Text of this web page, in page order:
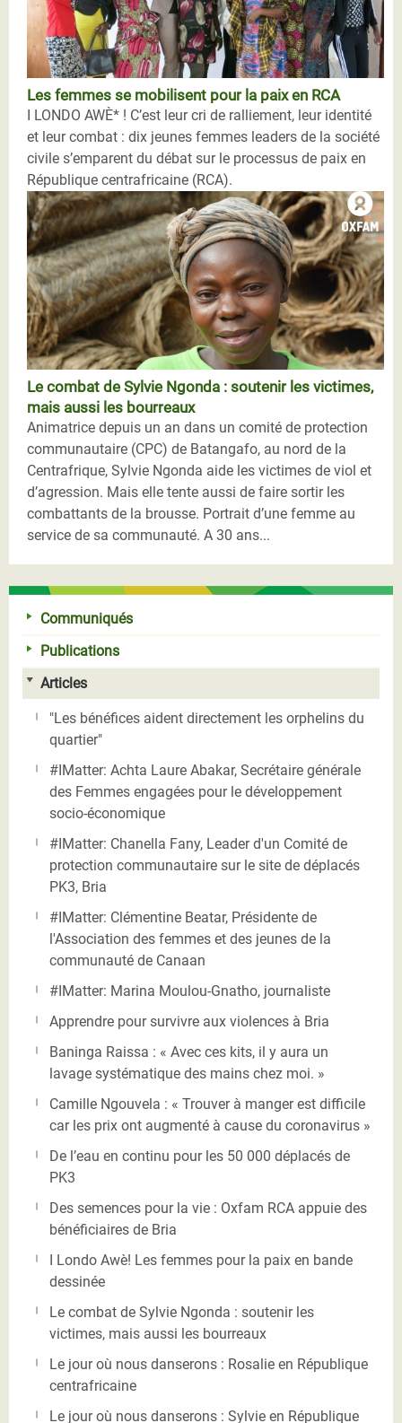
Les femmes se mobilisent pour la paix en RCA
I LONDO AWÈ* ! C’est leur cri de ralliement, leur identité
et leur combat : dix jeunes femmes leaders de la société
civile s’emparent du débat sur le processus de paix en
République centrafricaine (RCA).
Le combat de Sylvie Ngonda : soutenir les victimes,
mais aussi les bourreaux
Animatrice depuis un an dans un comité de protection
communautaire (CPC) de Batangafo, au nord de la
Centrafrique, Sylvie Ngonda aide les victimes de viol et
d’agression. Mais elle tente aussi de faire sortir les
combattants de la brousse. Portrait d’une femme au
service de sa communauté. A 30 ans...
Communiqués
Publications
Articles
"Les bénéfices aident directement les orphelins du
quartier"
#IMatter: Achta Laure Abakar, Secrétaire générale
des Femmes engagées pour le développement
socio-économique
#IMatter: Chanella Fany, Leader d'un Comité de
protection communautaire sur le site de déplacés
PK3, Bria
#IMatter: Clémentine Beatar, Présidente de
l'Association des femmes et des jeunes de la
communauté de Canaan
#IMatter: Marina Moulou-Gnatho, journaliste
Apprendre pour survivre aux violences à Bria
Baninga Raissa : « Avec ces kits, il y aura un
lavage systématique des mains chez moi. »
Camille Ngouvela : « Trouver à manger est difficile
car les prix ont augmenté à cause du coronavirus »
De l’eau en continu pour les 50 000 déplacés de
PK3
Des semences pour la vie : Oxfam RCA appuie des
bénéficiaires de Bria
I Londo Awè! Les femmes pour la paix en bande
dessinée
Le combat de Sylvie Ngonda : soutenir les
victimes, mais aussi les bourreaux
Le jour où nous danserons : Rosalie en République
centrafricaine
Le jour où nous danserons : Sylvie en République